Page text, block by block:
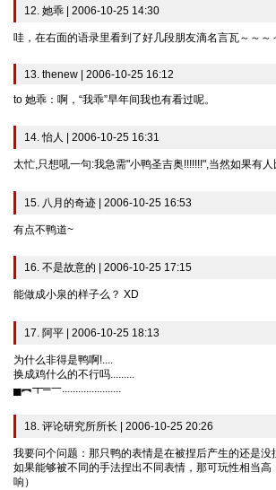
12. 她乖 | 2006-10-25 14:30
哇，在右面的语录里看到了好几段朋友滴名言瓦～～～
13. thenew | 2006-10-25 16:12
to 她乖：啊，“我乖”早年间我也有看过呢。
14. 怡人 | 2006-10-25 16:31
太忙,只想吼一句:我急需"小鸭圣吉奥!!!!!!!",当然如果有
15. 八月的奇迹 | 2006-10-25 16:53
有点不鸭道~
16. 不是故意的 | 2006-10-25 17:15
能做成小泉的样子么？ XD
17. 阿平 | 2006-10-25 18:13
为什么非得是鸭啊!....
换成鸡什么的不行吗.........
▄︻┳═一......................
18. 评论研究所所长 | 2006-10-25 20:26
我要问个问题：那只鸭的表情是在被捏后产生的还是没
如果能够被不同的手法捏出不同表情，那可玩性相当
响）